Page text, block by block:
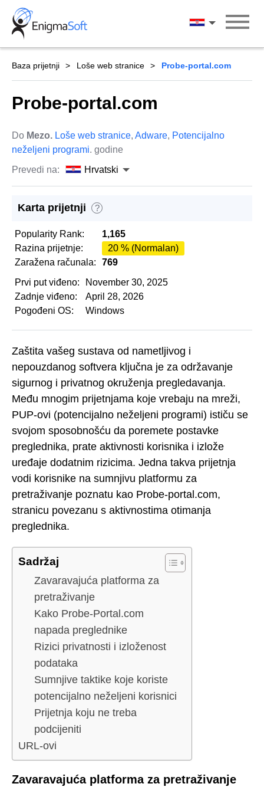
Skip
content
Hrvatski
Baza prijetnji Loše web stranice Probe-portal.com
Probe-portal.com
Do Mezo. Loše web stranice, Adware, Potencijalno
neželjeni programi. godine
Prevedi na:
Hrvatski
Karta prijetnji ?
Popularity Rank:
1,165
Razina prijetnje:
20 % (Normalan)
Zaražena računala:
769
Prvi put viđeno:
November 30, 2025
Zadnje viđeno:
April 28, 2026
Pogođeni OS:
Windows
Zaštita vašeg sustava od nametljivog i
nepouzdanog softvera ključna je za održavanje
sigurnog i privatnog okruženja pregledavanja.
Među mnogim prijetnjama koje vrebaju na mreži,
PUP-ovi (potencijalno neželjeni programi) ističu se
svojom sposobnošću da poremete postavke
preglednika, prate aktivnosti korisnika i izlože
uređaje dodatnim rizicima. Jedna takva prijetnja
vodi korisnike na sumnjivu platformu za
pretraživanje poznatu kao Probe-portal.com,
stranicu povezanu s aktivnostima otimanja
preglednika.
Sadržaj
Zavaravajuća platforma za
pretraživanje
Kako Probe-Portal.com
napada preglednike
Rizici privatnosti i izloženost
podataka
Sumnjive taktike koje koriste
potencijalno neželjeni korisnici
Prijetnja koju ne treba
podcijeniti
URL-ovi
Zavaravajuća platforma za pretraživanje